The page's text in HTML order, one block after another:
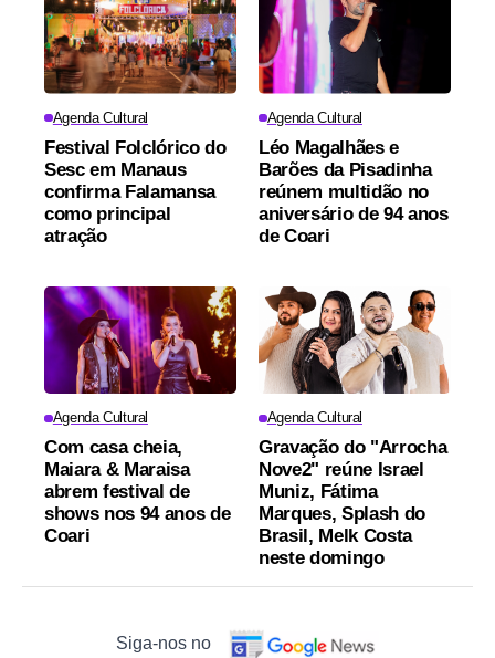
Agenda Cultural
Festival Folclórico do
Sesc em Manaus
confirma Falamansa
como principal
atração
Agenda Cultural
Léo Magalhães e
Barões da Pisadinha
reúnem multidão no
aniversário de 94 anos
de Coari
Agenda Cultural
Com casa cheia,
Maiara & Maraisa
abrem festival de
shows nos 94 anos de
Coari
Agenda Cultural
Gravação do "Arrocha
Nove2" reúne Israel
Muniz, Fátima
Marques, Splash do
Brasil, Melk Costa
neste domingo
Siga-nos no